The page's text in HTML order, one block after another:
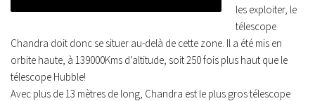
les exploiter, le
télescope
Chandra doit donc se situer au-delà de cette zone. Il a été mis en
orbite haute, à 139000Kms d’altitude, soit 250 fois plus haut que le
télescope Hubble!
Avec plus de 13 mètres de long, Chandra est le plus gros télescope